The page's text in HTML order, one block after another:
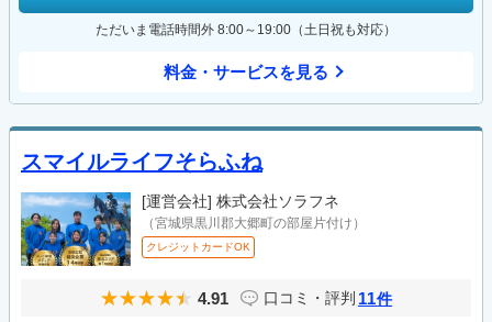
ただいま電話時間外 8:00～19:00（土日祝も対応）
料金・サービスを見る
スマイルライフそらふね
[運営会社] 株式会社ソラフネ
（宮城県黒川郡大郷町の部屋片付け）
クレジットカードOK
4.91 口コミ・評判 11件